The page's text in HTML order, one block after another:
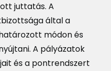
juttatás. A
által a
módon és
A pályázatok
és a pontrendszert